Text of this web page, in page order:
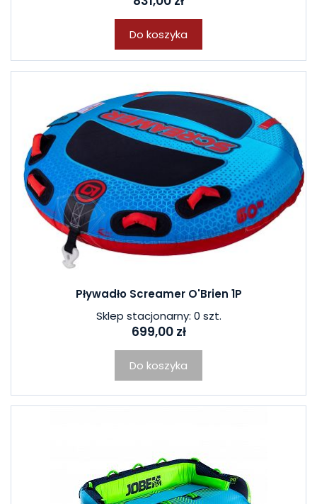
Do koszyka
Pływadło Screamer O'Brien 1P
Sklep stacjonarny: 0 szt.
699,00 zł
Do koszyka